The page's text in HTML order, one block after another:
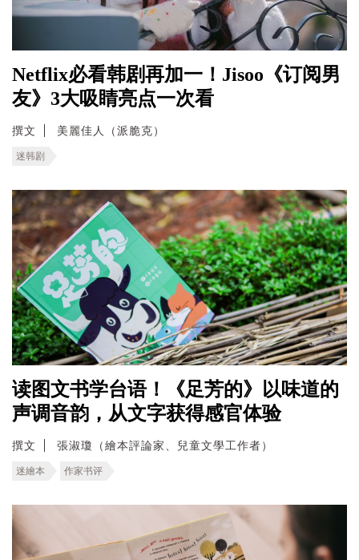
Netflix必看韩剧再加一！Jisoo《订阅男
友》3大吸睛亮点一次看
撰文 美麗佳人（派脆克）
迷韩剧
读图文书学台语！《足芳的》以味道的
声调音韵，从文字获得感官体验
撰文 張淑瓊（繪本評論家、兒童文學工作者）
迷繪本 作家书评